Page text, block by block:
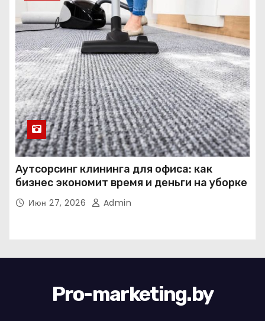
Аутсорсинг клининга для офиса: как
бизнес экономит время и деньги на уборке
Июн 27, 2026 Admin
Pro-marketing.by